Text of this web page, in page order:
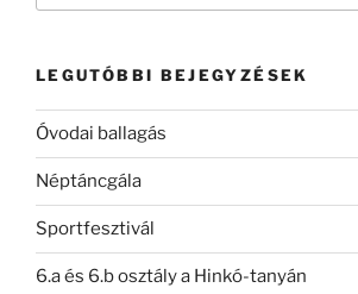
LEGUTÓBBI BEJEGYZÉSEK
Óvodai ballagás
Néptáncgála
Sportfesztivál
6.a és 6.b osztály a Hinkó-tanyán